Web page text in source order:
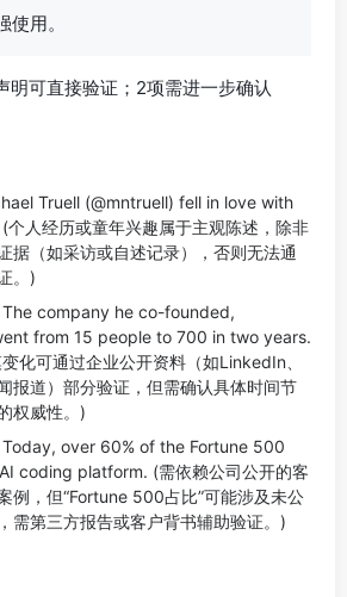
用。
明可直接验证；2项需进一步确认
Truell (@mntruell) fell in love with
人经历或童年兴趣属于主观陈述，除非
据（如采访或自述记录），否则无法通
。)
The company he co-founded,
from 15 people to 700 in two years.
化可通过企业公开资料（如LinkedIn、
报道）部分验证，但需确认具体时间节
权威性。)
Today, over 60% of the Fortune 500
coding platform. (需依赖公司公开的客
例，但“Fortune 500占比”可能涉及未公
需第三方报告或客户背书辅助验证。)